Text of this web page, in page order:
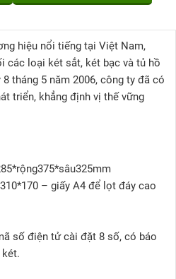
hiệu nổi tiếng tại Việt Nam,
các loại két sắt, két bạc và tủ hồ
tháng 5 năm 2006, công ty đã có
triển, khẳng định vị thế vững
– giấy A4 để lọt đáy cao
số điện tử cài đặt 8 số, có báo